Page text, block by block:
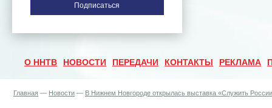
О ННТВ НОВОСТИ ПЕРЕДАЧИ КОНТАКТЫ РЕКЛАМА
Главная — Новости — В Нижнем Новгороде открылась выставка «Служить
Подписаться